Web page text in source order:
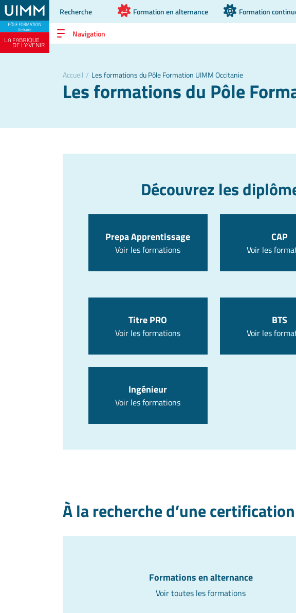
Recherche Formation en alternance Formation
Navigation
Accueil / Les formations du Pôle Formation UIMM Occitanie
Les formations du Pôle
Découvrez les
Prepa Apprentissage
Voir les formations
CAP
Voir les
Titre PRO
Voir les formations
BTS
Voir les
Ingénieur
Voir les formations
À la recherche d’une
Formations en alternance
Voir toutes les formations